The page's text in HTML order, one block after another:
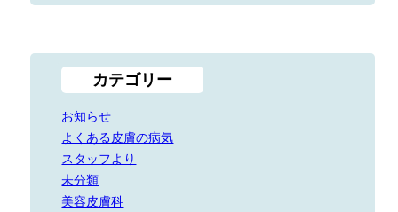
カテゴリー
お知らせ
よくある皮膚の病気
スタッフより
未分類
美容皮膚科